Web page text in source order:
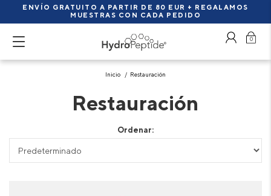
ENVÍO GRATUITO A PARTIR DE 80 EUR + REGALAMOS
MUESTRAS CON CADA PEDIDO
0
Inicio Restauración
Restauración
Ordenar: